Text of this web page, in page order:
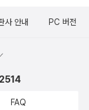
사 안내 PC 버전
FAQ